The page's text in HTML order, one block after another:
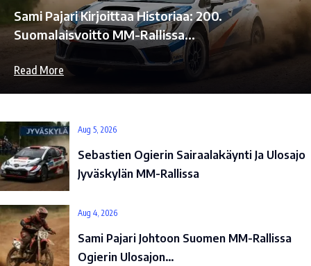
Sami Pajari Kirjoittaa Historiaa: 200.
Suomalaisvoitto MM-Rallissa…
Read More
Aug 5, 2026
Sebastien Ogierin Sairaalakäynti Ja Ulosajo
Jyväskylän MM-Rallissa
Aug 4, 2026
Sami Pajari Johtoon Suomen MM-Rallissa
Ogierin Ulosajon…